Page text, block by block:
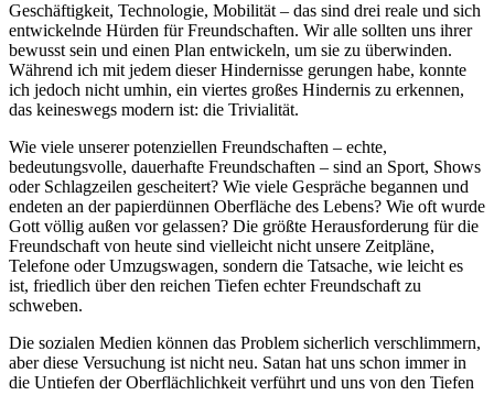
Geschäftigkeit, Technologie, Mobilität – das sind drei reale und sich
entwickelnde Hürden für Freundschaften. Wir alle sollten uns ihrer
bewusst sein und einen Plan entwickeln, um sie zu überwinden.
Während ich mit jedem dieser Hindernisse gerungen habe, konnte
ich jedoch nicht umhin, ein viertes großes Hindernis zu erkennen,
das keineswegs modern ist: die Trivialität.
Wie viele unserer potenziellen Freundschaften – echte,
bedeutungsvolle, dauerhafte Freundschaften – sind an Sport, Shows
oder Schlagzeilen gescheitert? Wie viele Gespräche begannen und
endeten an der papierdünnen Oberfläche des Lebens? Wie oft wurde
Gott völlig außen vor gelassen? Die größte Herausforderung für die
Freundschaft von heute sind vielleicht nicht unsere Zeitpläne,
Telefone oder Umzugswagen, sondern die Tatsache, wie leicht es
ist, friedlich über den reichen Tiefen echter Freundschaft zu
schweben.
Die sozialen Medien können das Problem sicherlich verschlimmern,
aber diese Versuchung ist nicht neu. Satan hat uns schon immer in
die Untiefen der Oberflächlichkeit verführt und uns von den Tiefen